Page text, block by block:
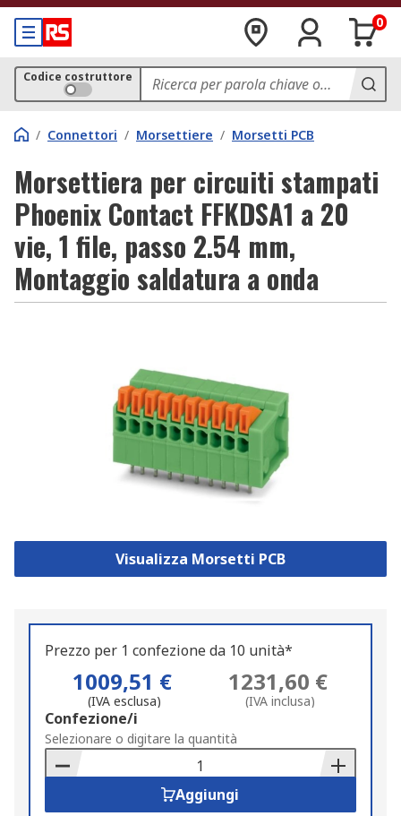
0
Codice costruttore
/ Connettori / Morsettiere / Morsetti PCB
Morsettiera per circuiti stampati
Phoenix Contact FFKDSA1 a 20
vie, 1 file, passo 2.54 mm,
Montaggio saldatura a onda
Visualizza Morsetti PCB
Prezzo per 1 confezione da 10 unità*
1009,51 €
(IVA esclusa)
1231,60 €
(IVA inclusa)
Add
to
Basket
Confezione/i
Selezionare o digitare la quantità
Aggiungi